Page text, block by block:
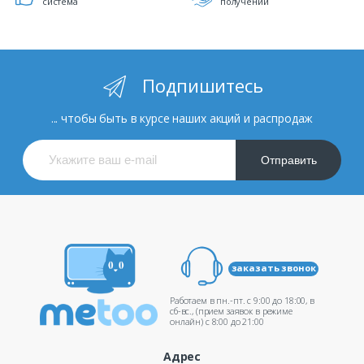
Подпишитесь
... чтобы быть в курсе наших акций и распродаж
Отправить
заказать звонок
Работаем в пн.-пт. c 9:00 до 18:00, в
сб-вс., (прием заявок в режиме
онлайн) c 8:00 до 21:00
Адрес